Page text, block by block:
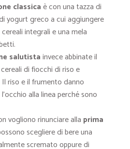
classicaè con una tazza di
yogurt greco a cui aggiungere
integrali e una mela
salutistainvece abbinate il
di fiocchi di riso e
riso e il frumento danno
alla linea perché sono
vogliono rinunciare alla prima
scegliere di bere una
scremato oppure di